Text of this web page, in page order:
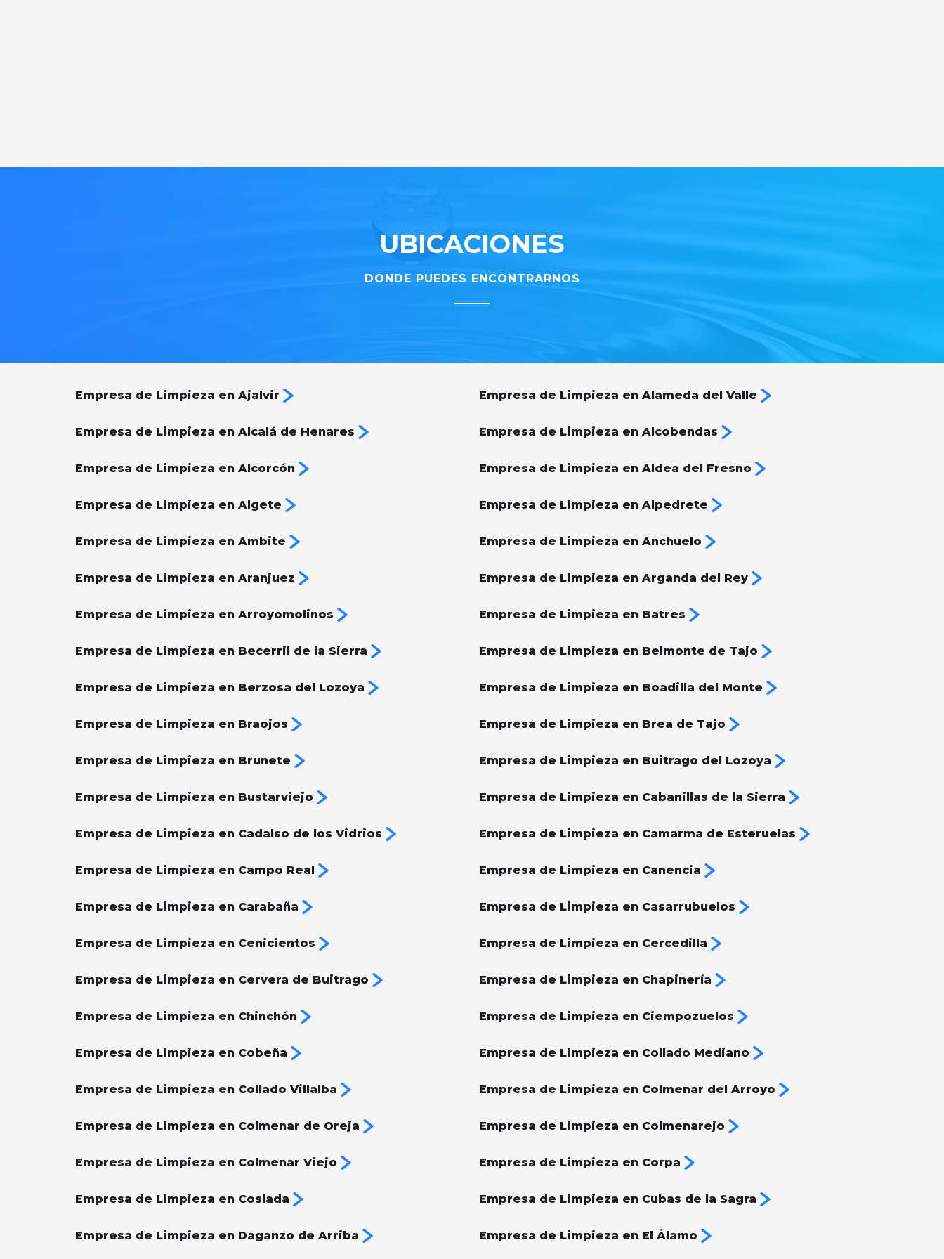
UBICACIONES
DONDE PUEDES ENCONTRARNOS
Empresa de Limpieza en Ajalvir Empresa de Limpieza en Alameda del Valle
Empresa de Limpieza en Alcalá de Henares Empresa de Limpieza en Alcobendas
Empresa de Limpieza en Alcorcón Empresa de Limpieza en Aldea del Fresno
Empresa de Limpieza en Algete Empresa de Limpieza en Alpedrete
Empresa de Limpieza en Ambite Empresa de Limpieza en Anchuelo
Empresa de Limpieza en Aranjuez Empresa de Limpieza en Arganda del Rey
Empresa de Limpieza en Arroyomolinos Empresa de Limpieza en Batres
Empresa de Limpieza en Becerril de la Sierra Empresa de Limpieza en Belmonte de Tajo
Empresa de Limpieza en Berzosa del Lozoya Empresa de Limpieza en Boadilla del Monte
Empresa de Limpieza en Braojos Empresa de Limpieza en Brea de Tajo
Empresa de Limpieza en Brunete Empresa de Limpieza en Buitrago del Lozoya
Empresa de Limpieza en Bustarviejo Empresa de Limpieza en Cabanillas de la Sierra
Empresa de Limpieza en Cadalso de los Vidrios Empresa de Limpieza en Camarma de Esteruelas
Empresa de Limpieza en Campo Real Empresa de Limpieza en Canencia
Empresa de Limpieza en Carabaña Empresa de Limpieza en Casarrubuelos
Empresa de Limpieza en Cenicientos Empresa de Limpieza en Cercedilla
Empresa de Limpieza en Cervera de Buitrago Empresa de Limpieza en Chapinería
Empresa de Limpieza en Chinchón Empresa de Limpieza en Ciempozuelos
Empresa de Limpieza en Cobeña Empresa de Limpieza en Collado Mediano
Empresa de Limpieza en Collado Villalba Empresa de Limpieza en Colmenar del Arroyo
Empresa de Limpieza en Colmenar de Oreja Empresa de Limpieza en Colmenarejo
Empresa de Limpieza en Colmenar Viejo Empresa de Limpieza en Corpa
Empresa de Limpieza en Coslada Empresa de Limpieza en Cubas de la Sagra
Empresa de Limpieza en Daganzo de Arriba Empresa de Limpieza en El Álamo